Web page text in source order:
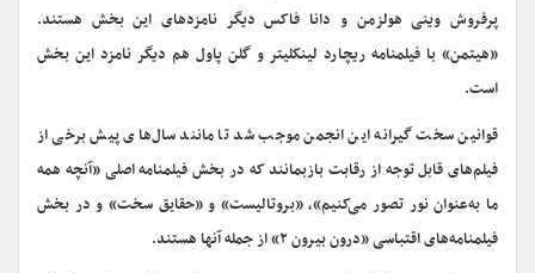
پرفروش وینی هولزمن و دانا فاکس دیگر نامزدهای این بخش هستند.
«هیتمن» با فیلمنامه ریچارد لینکلیتر و گلن پاول هم دیگر نامزد این بخش
است.
قوانین سخت گیرانه این انجمن موجب شد تا مانند سال‌های پیش برخی از
فیلم‌های قابل توجه از رقابت بازبمانند که در بخش فیلمنامه اصلی «آنچه همه
ما به‌عنوان نور تصور می‌کنیم»، «بروتالیست» و «حقایق سخت» و در بخش
فیلمنامه‌های اقتباسی «درون بیرون ۲» از جمله آنها هستند.